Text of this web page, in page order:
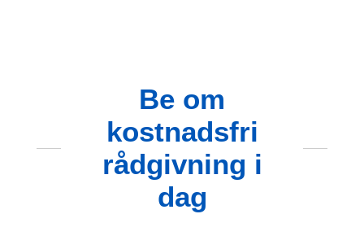
Be om
kostnadsfri
rådgivning i
dag